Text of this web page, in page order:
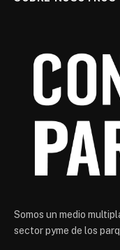
Somos un medio
sector pyme de los